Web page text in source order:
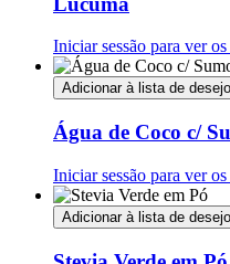
Iniciar sessão para ver
Adicionar à lista de
Água de Coco c/
Iniciar sessão para ver
Adicionar à lista de